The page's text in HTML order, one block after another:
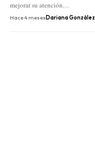
mejorar su atención…
Hace 4 meses Dariana González